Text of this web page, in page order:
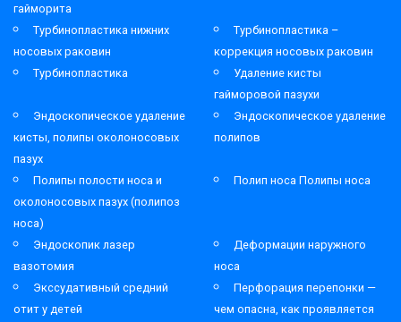
гайморита
Турбинопластика нижних
носовых раковин
Турбинопластика –
коррекция носовых раковин
Турбинопластика
Удаление кисты
гайморовой пазухи
Эндоскопическое удаление
кисты, полипы околоносовых
пазух
Эндоскопическое удаление
полипов
Полипы полости носа и
околоносовых пазух (полипоз
носа)
Полип носа Полипы носа
Эндоскопик лазер
вазотомия
Деформации наружного
носа
Экссудативный средний
отит у детей
Перфорация перепонки —
чем опасна, как проявляется